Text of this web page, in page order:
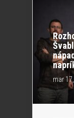
mar